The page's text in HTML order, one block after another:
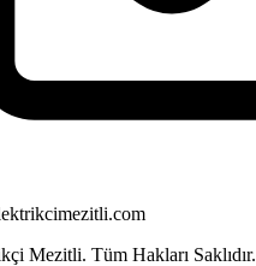
Mezitli. Tüm Hakları Saklıdır.